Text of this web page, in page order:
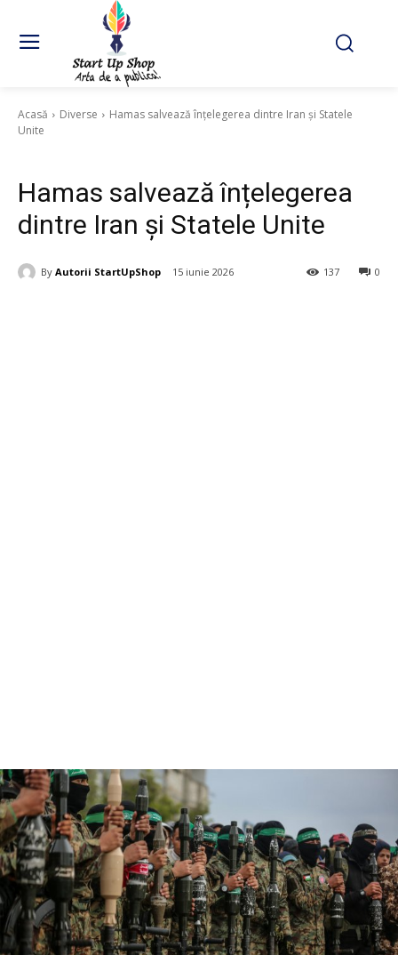
Acasă Diverse
Hamas salvează înțelegerea dintre Iran și Statele
Unite
Hamas salvează înțelegerea
dintre Iran și Statele Unite
By Autorii StartUpShop 15 iunie 2026 0
137